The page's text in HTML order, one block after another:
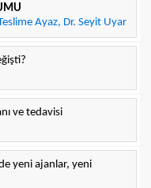
Ayaz, Dr. Seyit Uyar
ve tedavisi
yeni ajanlar, yeni